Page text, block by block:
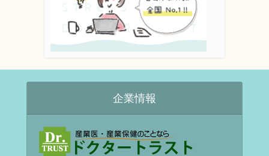
企業情報